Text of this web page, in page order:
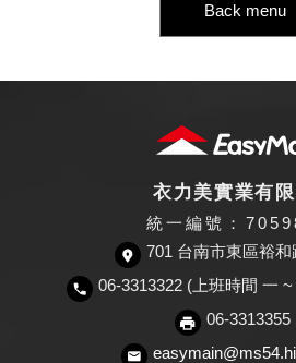
Back menu
衣力美實業有限
統一編號：
701 台南市東區裕和
06-3313322 (上班時間 一
06-3313355